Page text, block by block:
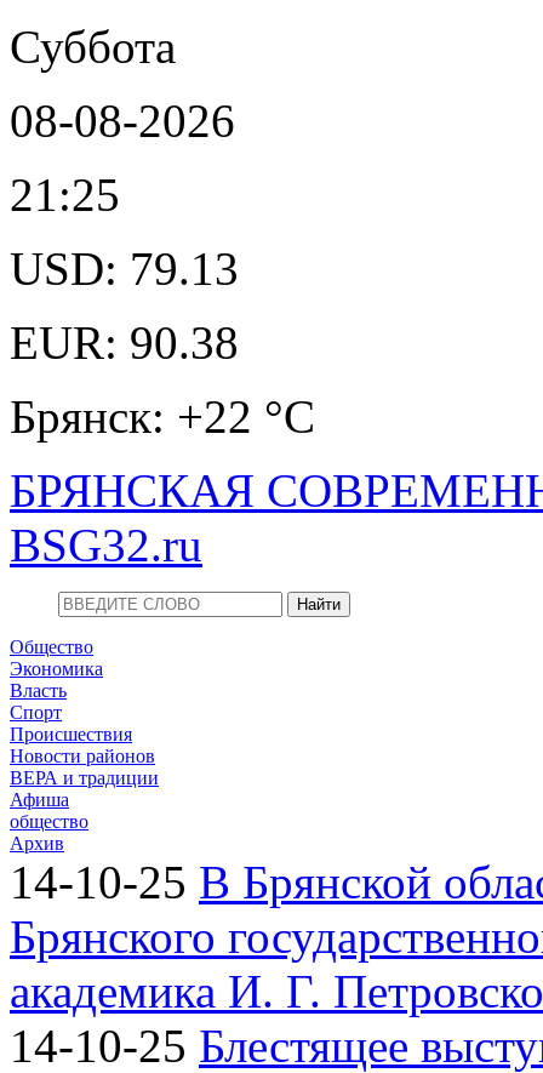
Суббота
08-08-2026
21:25
USD: 79.13
EUR: 90.38
Брянск: +22 °С
БРЯНСКАЯ
BSG32.ru
Общество
Экономика
Власть
Спорт
Происшествия
Новости районов
ВЕРА и традиции
Афиша
общество
Архив
14-10-25 В Брянской
Брянского
академика И. Г.
14-10-25 Блестящее